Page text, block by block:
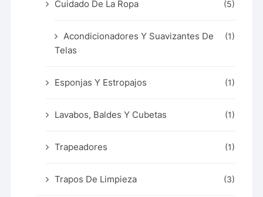
Cuidado De La Ropa (5)
Acondicionadores Y Suavizantes De
Telas
(1)
Esponjas Y Estropajos (1)
Lavabos, Baldes Y Cubetas (1)
Trapeadores (1)
Trapos De Limpieza (3)